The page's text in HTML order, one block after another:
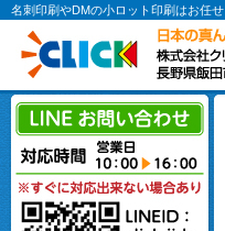
名刺印刷やDMの小ロット印刷はお任せ